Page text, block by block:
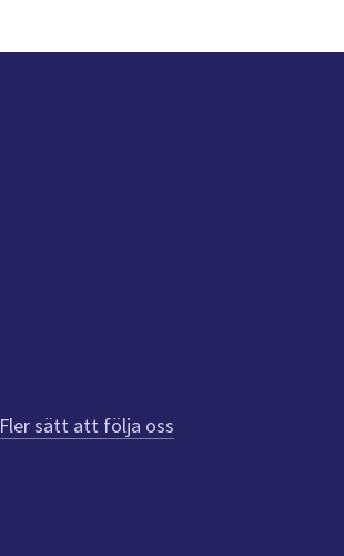
Fler sätt att följa oss